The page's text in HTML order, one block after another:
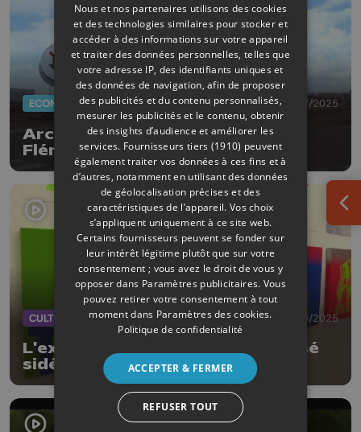
ECONOMIE 09/07/2025
ArcelorMittal reprend le site de
Flémalle cédé à Liberty Galati
CULTURE 08/06/2025
L'expo "Vestige" magnifie le passé
sidérurgique de notre région
Nous et nos partenaires utilisons des cookies
et des technologies similaires pour stocker et
accéder à des informations sur votre appareil
et traiter des données personnelles, telles que
votre adresse IP, des identifiants uniques et
des données de navigation, afin de proposer
des publicités et du contenu personnalisés,
mesurer les publicités et le contenu, obtenir
des insights d’audience et améliorer les
services. Fournisseurs tiers (1910) peuvent
également traiter vos données à ces fins et à
d’autres, notamment en utilisant des données
de géolocalisation précises et des
caractéristiques de l’appareil. Vos choix
s’appliquent uniquement à ce site web.
Certains fournisseurs peuvent se fonder sur
leur intérêt légitime plutôt que sur votre
consentement ; vous avez le droit de vous y
opposer dans Paramètres publicitaires. Vous
pouvez retirer votre consentement à tout
moment dans Paramètres des cookies.
Politique de confidentialité
ACCEPTER & FERMER
REFUSER TOUT